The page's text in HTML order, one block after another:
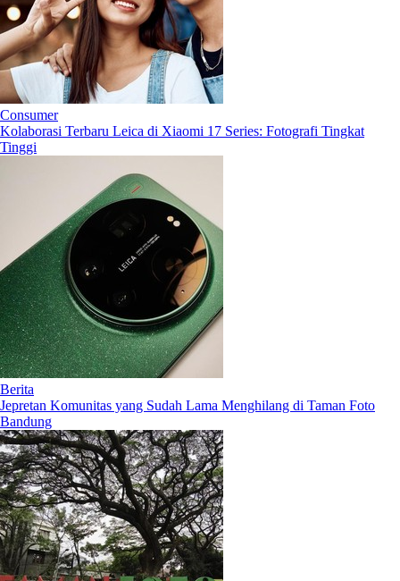
Consumer
Kolaborasi Terbaru Leica di Xiaomi 17 Series: Fotografi Tingkat
Tinggi
Berita
Jepretan Komunitas yang Sudah Lama Menghilang di Taman Foto
Bandung